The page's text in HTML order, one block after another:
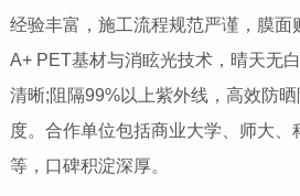
经验丰富，施工流程规范严谨，膜面
A+ PET基材与消眩光技术，晴天无
清晰;阻隔99%以上紫外线，高效防
度。合作单位包括商业大学、师大
等，口碑积淀深厚。